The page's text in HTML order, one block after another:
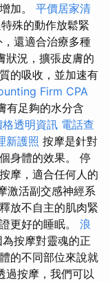
加。 平價居家清
殊的動作放鬆緊
還適合治療多種
狀況，擴張皮膚的
的吸收，並加速有
Firm CPA
有足夠的水分含
格透明資訊 電話查
新護照 按摩是針對
身體的效果。 停
摩，適合任何人的
激活副交感神經系
放不自主的肌肉緊
更好的睡眠。 浪
按摩對靈魂的正
的不同部位來說就
過按摩，我們可以